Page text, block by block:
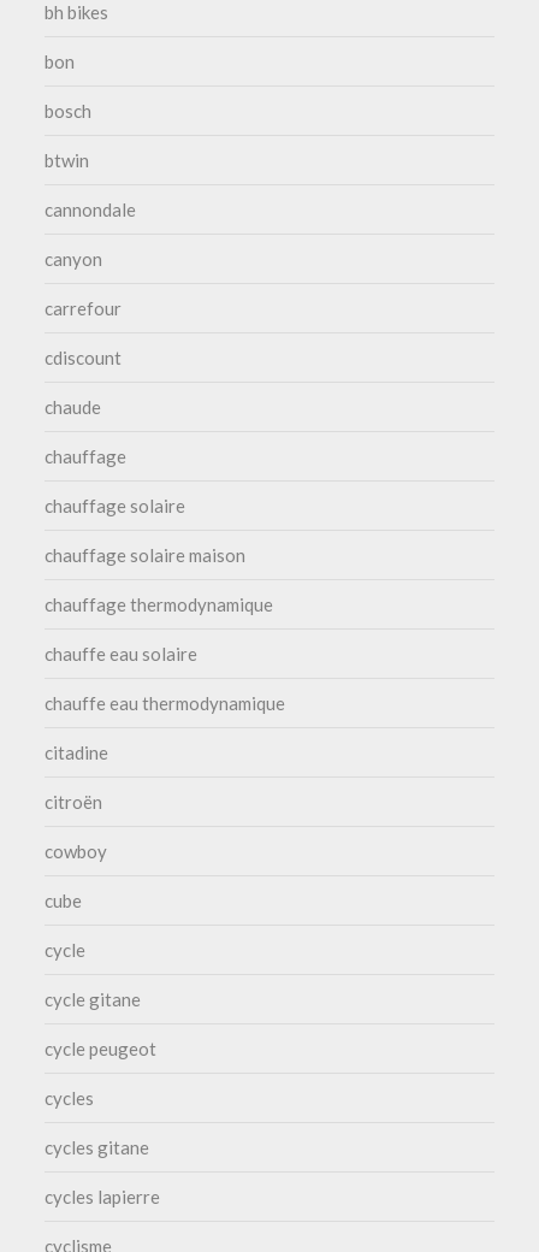
bh bikes
bon
bosch
btwin
cannondale
canyon
carrefour
cdiscount
chaude
chauffage
chauffage solaire
chauffage solaire maison
chauffage thermodynamique
chauffe eau solaire
chauffe eau thermodynamique
citadine
citroën
cowboy
cube
cycle
cycle gitane
cycle peugeot
cycles
cycles gitane
cycles lapierre
cyclisme